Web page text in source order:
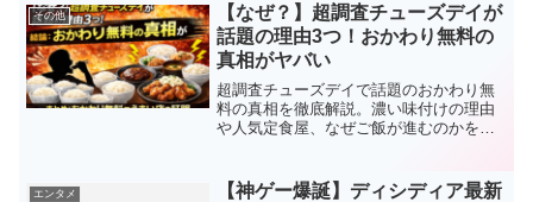
その他
【なぜ？】超調査チューズデイが
話題の理由3つ！おかわり無料の
真相がヤバい
超調査チューズデイで話題のおかわり無
料の真相を徹底解説。濃い味付けの理由
や人気定食屋、なぜご飯が進むのかをわ
エンタメ
【神ゲー爆誕】ディシディア最新